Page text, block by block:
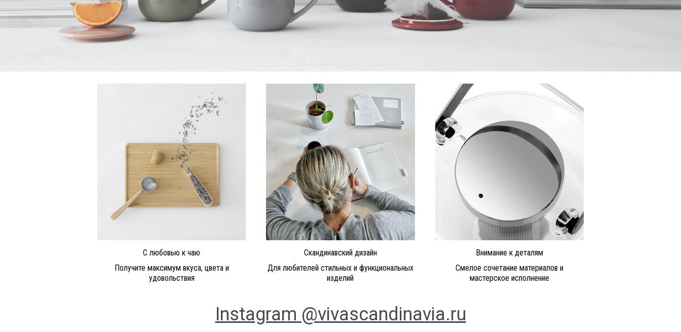
С любовью к чаю
Получите максимум вкуса, цвета и
удовольствия
Скандинавский дизайн
Для любителей стильных и функциональных
изделий
Внимание к деталям
Смелое сочетание материалов и
мастерское исполнение
Instagram @vivascandinavia.ru